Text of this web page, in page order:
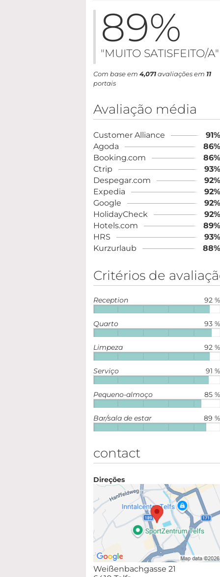
89%
"MUITO SATISFEITO/A"
Com base em 4,071avaliações em 11
portais
Avaliação média
Customer Alliance
91%
Agoda
86%
Booking.com
86%
Ctrip
93%
Despegar.com
92%
Expedia
92%
Google
92%
HolidayCheck
92%
Hotels.com
89%
HRS
93%
Kurzurlaub
88%
Critérios de
92 %
Reception
93 %
Quarto
92 %
Limpeza
91 %
Serviço
85 %
Pequeno-almoço
89 %
Bar/sala de estar
contact
Direções
Weißenbachgasse 21